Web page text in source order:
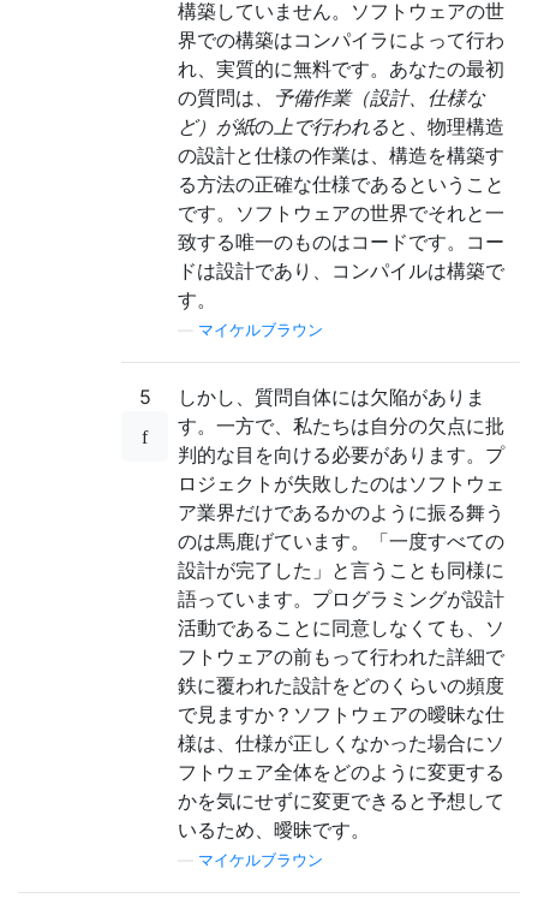
構築していません。ソフトウェアの世
界での構築はコンパイラによって行わ
れ、実質的に無料です。あなたの最初
の質問は、予備作業（設計、仕様な
ど）が紙の上で行われると、物理構造
の設計と仕様の作業は、構造を構築す
る方法の正確な仕様であるということ
です。ソフトウェアの世界でそれと一
致する唯一のものはコードです。コー
ドは設計であり、コンパイルは構築で
す。
マイケルブラウン
5
しかし、質問自体には欠陥がありま
す。一方で、私たちは自分の欠点に批
判的な目を向ける必要があります。プ
ロジェクトが失敗したのはソフトウェ
ア業界だけであるかのように振る舞う
のは馬鹿げています。「一度すべての
設計が完了した」と言うことも同様に
語っています。プログラミングが設計
活動であることに同意しなくても、ソ
フトウェアの前もって行われた詳細で
鉄に覆われた設計をどのくらいの頻度
で見ますか？ソフトウェアの曖昧な仕
様は、仕様が正しくなかった場合にソ
フトウェア全体をどのように変更する
かを気にせずに変更できると予想して
いるため、曖昧です。
マイケルブラウン